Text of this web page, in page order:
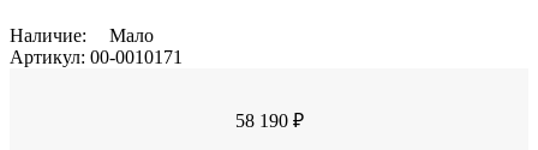
Наличие:
Мало
Артикул: 00-0010171
58 190 ₽